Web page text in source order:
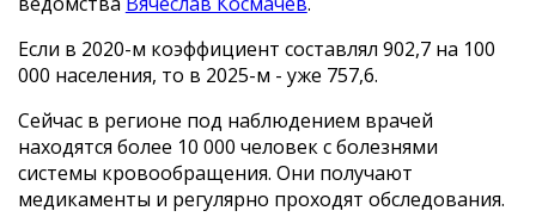
Если в 2020-м коэффициент составлял 902,7 на 100
000 населения, то в 2025-м - уже 757,6.
Сейчас в регионе под наблюдением врачей
находятся более 10 000 человек с болезнями
системы кровообращения. Они получают
медикаменты и регулярно проходят обследования.